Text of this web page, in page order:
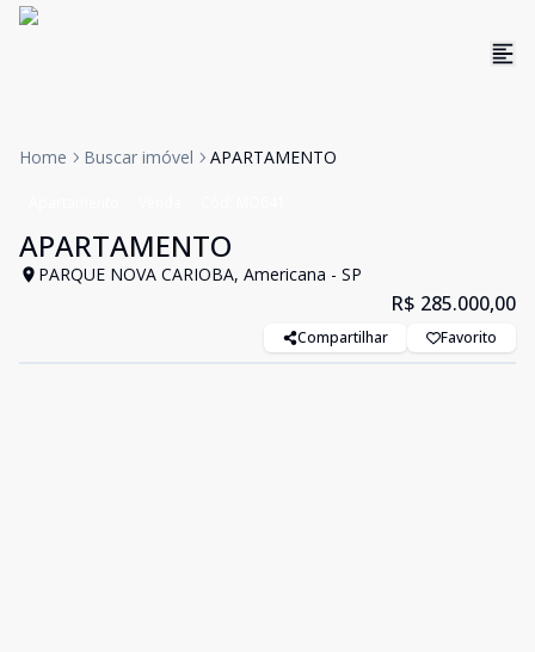
Home Buscar imóvel APARTAMENTO
APARTAMENTO
PARQUE NOVA CARIOBA, Americana - SP
R$ 285.000,00
Compartilhar Favorito